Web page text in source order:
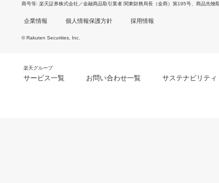
商号等 楽天証券株式会社／金融商品取引業者 関東財務局長（金商）第195号、商品先物
企業情報 個人情報保護方針 採用情報
© Rakuten Securities, Inc.
楽天グループ
サービス一覧 お問い合わせ一覧 サステナビリティ